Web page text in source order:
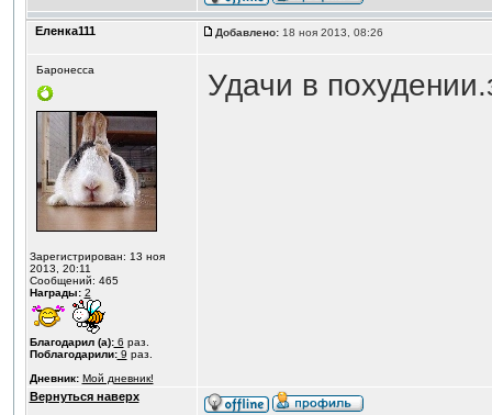
Еленка111 Добавлено:18 ноя 2013, 08:26
Баронесса
Зарегистрирован: 13 ноя
2013, 20:11
Сообщений: 465
Награды: 2
Благодарил (а):6 раз.
Поблагодарили:9 раз.
Дневник: Мой дневник!
Удачи в
Вернуться наверх